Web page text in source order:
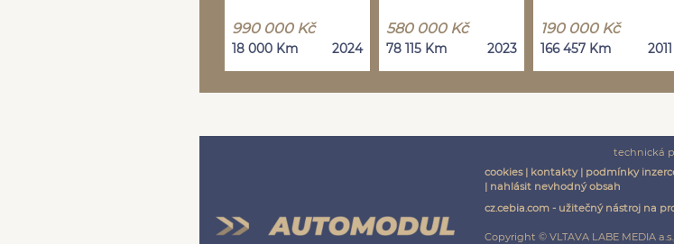
990 000 Kč
18 000 Km 2024
580 000 Kč
78 115 Km 2023
190 000 Kč
166 457 Km 2011
technická
cookies| kontakty| podmínky
| nahlásit nevhodný obsah
cz.cebia.com - užitečný nástroj na
Copyright © VLTAVA LABE MEDIA